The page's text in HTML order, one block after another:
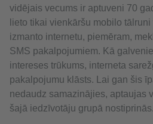
vidējais vecums ir aptuveni 70
lieto tikai vienkāršu mobilo
izmanto internetu, piemēram,
SMS pakalpojumiem. Kā
intereses trūkums, interneta
pakalpojumu klāsts. Lai gan šis
nedaudz samazinājies, aptaujas
šajā iedzīvotāju grupā nostiprinās.